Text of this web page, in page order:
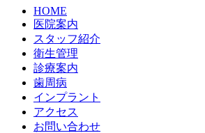
HOME
医院案内
スタッフ紹介
衛生管理
診療案内
歯周病
インプラント
アクセス
お問い合わせ